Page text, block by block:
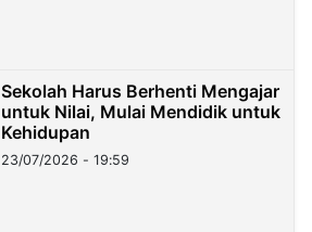
Sekolah Harus Berhenti Mengajar
untuk Nilai, Mulai Mendidik untuk
Kehidupan
23/07/2026 - 19:59